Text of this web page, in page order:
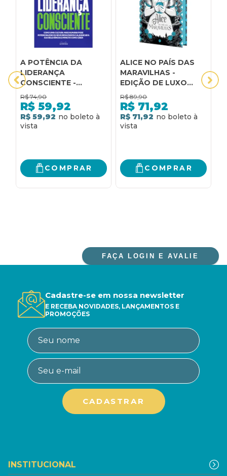
A POTÊNCIA DA
LIDERANÇA
CONSCIENTE -
EDIÇÃO REVISTA E
ATUALIZADA: COMO
DESENVOLVER UMA
CULTURA QUE
RELEVÂNCIA E
IMPACTO COMO
R$ 74,90
R$ 59,92
R$ 59,92
COMPRAR
ALICE NO PAÍS DAS
MARAVILHAS -
EDIÇÃO DE LUXO
BILÍNGUE: EDIÇÃO
PORTUGUÊS E INGLÊS
R$ 89,90
R$ 71,92
R$ 71,92
COMPRAR
FAÇA LOGIN E AVALIE
Cadastre-se em nossa newsletter
E RECEBA NOVIDADES, LANÇAMENTOS E
PROMOÇÕES
INSTITUCIONAL